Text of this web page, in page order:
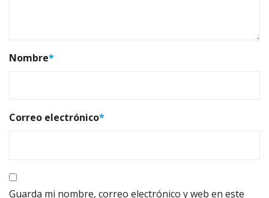
Nombre*
Correo electrónico*
Guarda mi nombre, correo electrónico y web en este